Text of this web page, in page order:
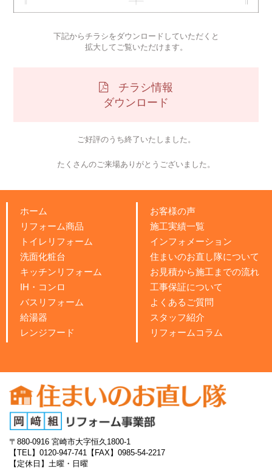
下記からチラシをダウンロードしていただくと
拡大してご覧いただけます。
チラシ情報
ダウンロード
ご好評のうち終了いたしました。
たくさんのご来場ありがとうございました。
ホーム
リフォーム商品
トイレリフォーム
洗面化粧台
キッチンリフォーム
IH・コンロ
バスリフォーム
給湯器
レンジフード
お客様の声
施工実績一覧
インフォメーション
住まいのお直し隊について
お見積から施工までの流れ
工事保証について
よくあるご質問
スタッフ紹介
リフォームコラム
〒880-0916 宮崎市大字恒久1800-1
【TEL】0120-947-741 【FAX】0985-54-2217
【定休日】土曜・日曜